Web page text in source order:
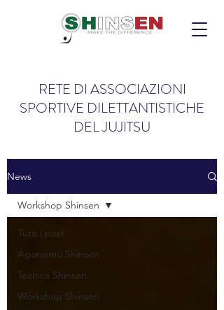
RETE DI ASSOCIAZIONI
SPORTIVE DILETTANTISTICHE
DEL JUJITSU
News
Tutti i post
Agonismo Shinsen
Tecnica Shinsen
Workshop Shinsen
Workshop Shinsen